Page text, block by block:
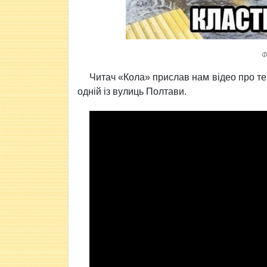
Читач «Кола» прислав нам відео про
одній із вулиць Полтави.